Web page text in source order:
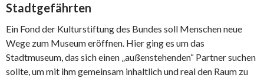
Stadtgefährten
Ein Fond der Kulturstiftung des Bundes soll Menschen neue
Wege zum Museum eröffnen. Hier ging es um das
Stadtmuseum, das sich einen „außenstehenden“ Partner suchen
sollte, um mit ihm gemeinsam inhaltlich und real den Raum zu